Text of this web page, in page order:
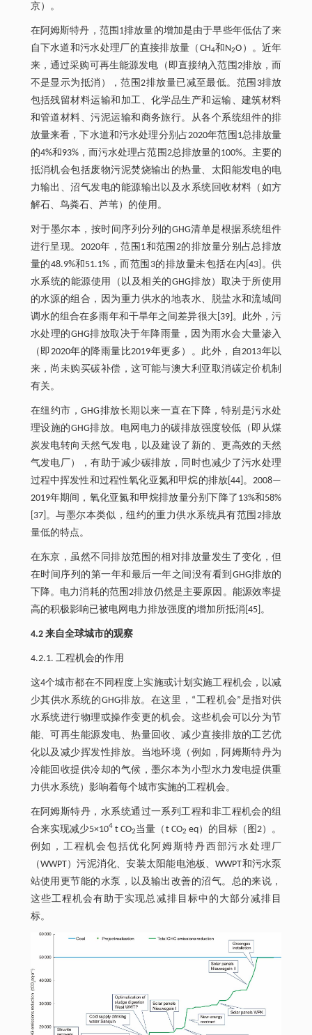
京）。
在阿姆斯特丹，范围1排放量的增加是由于早些年低估了来
自下水道和污水处理厂的直接排放量（CH4和N2O）。近年
来，通过采购可再生能源发电（即直接纳入范围2排放，而
不是显示为抵消），范围2排放量已减至最低。范围3排放
包括残留材料运输和加工、化学品生产和运输、建筑材料
和管道材料、污泥运输和商务旅行。从各个系统组件的排
放量来看，下水道和污水处理分别占2020年范围1总排放量
的4%和93%，而污水处理占范围2总排放量的100%。主要的
抵消机会包括废物污泥焚烧输出的热量、太阳能发电的电
力输出、沼气发电的能源输出以及水系统回收材料（如方
解石、鸟粪石、芦苇）的使用。
对于墨尔本，按时间序列分列的GHG清单是根据系统组件
进行呈现。2020年，范围1和范围2的排放量分别占总排放
量的48.9%和51.1%，而范围3的排放量未包括在内[43]。供
水系统的能源使用（以及相关的GHG排放）取决于所使用
的水源的组合，因为重力供水的地表水、脱盐水和流域间
调水的组合在多雨年和干旱年之间差异很大[39]。此外，污
水处理的GHG排放取决于年降雨量，因为雨水会大量渗入
（即2020年的降雨量比2019年更多）。此外，自2013年以
来，尚未购买碳补偿，这可能与澳大利亚取消碳定价机制
有关。
在纽约市，GHG排放长期以来一直在下降，特别是污水处
理设施的GHG排放。电网电力的碳排放强度较低（即从煤
炭发电转向天然气发电，以及建设了新的、更高效的天然
气发电厂），有助于减少碳排放，同时也减少了污水处理
过程中挥发性和过程性氧化亚氮和甲烷的排放[44]。2008—
2019年期间，氧化亚氮和甲烷排放量分别下降了13%和58%
[37]。与墨尔本类似，纽约的重力供水系统具有范围2排放
量低的特点。
在东京，虽然不同排放范围的相对排放量发生了变化，但
在时间序列的第一年和最后一年之间没有看到GHG排放的
下降。电力消耗的范围2排放仍然是主要原因。能源效率提
高的积极影响已被电网电力排放强度的增加所抵消[45]。
4.2 来自全球城市的观察
4.2.1. 工程机会的作用
这4个城市都在不同程度上实施或计划实施工程机会，以减
少其供水系统的GHG排放。在这里，“工程机会”是指对供
水系统进行物理或操作变更的机会。这些机会可以分为节
能、可再生能源发电、热量回收、减少直接排放的工艺优
化以及减少挥发性排放。当地环境（例如，阿姆斯特丹为
冷能回收提供冷却的气候，墨尔本为小型水力发电提供重
力供水系统）影响着每个城市实施的工程机会。
在阿姆斯特丹，水系统通过一系列工程和非工程机会的组
合来实现减少5×104 t CO2当量（t CO2 eq）的目标（图2）。
例如，工程机会包括优化阿姆斯特丹西部污水处理厂
（WWPT）污泥消化、安装太阳能电池板、WWPT和污水泵
站使用更节能的水泵，以及输出改善的沼气。总的来说，
这些工程机会有助于实现总减排目标中的大部分减排目
标。